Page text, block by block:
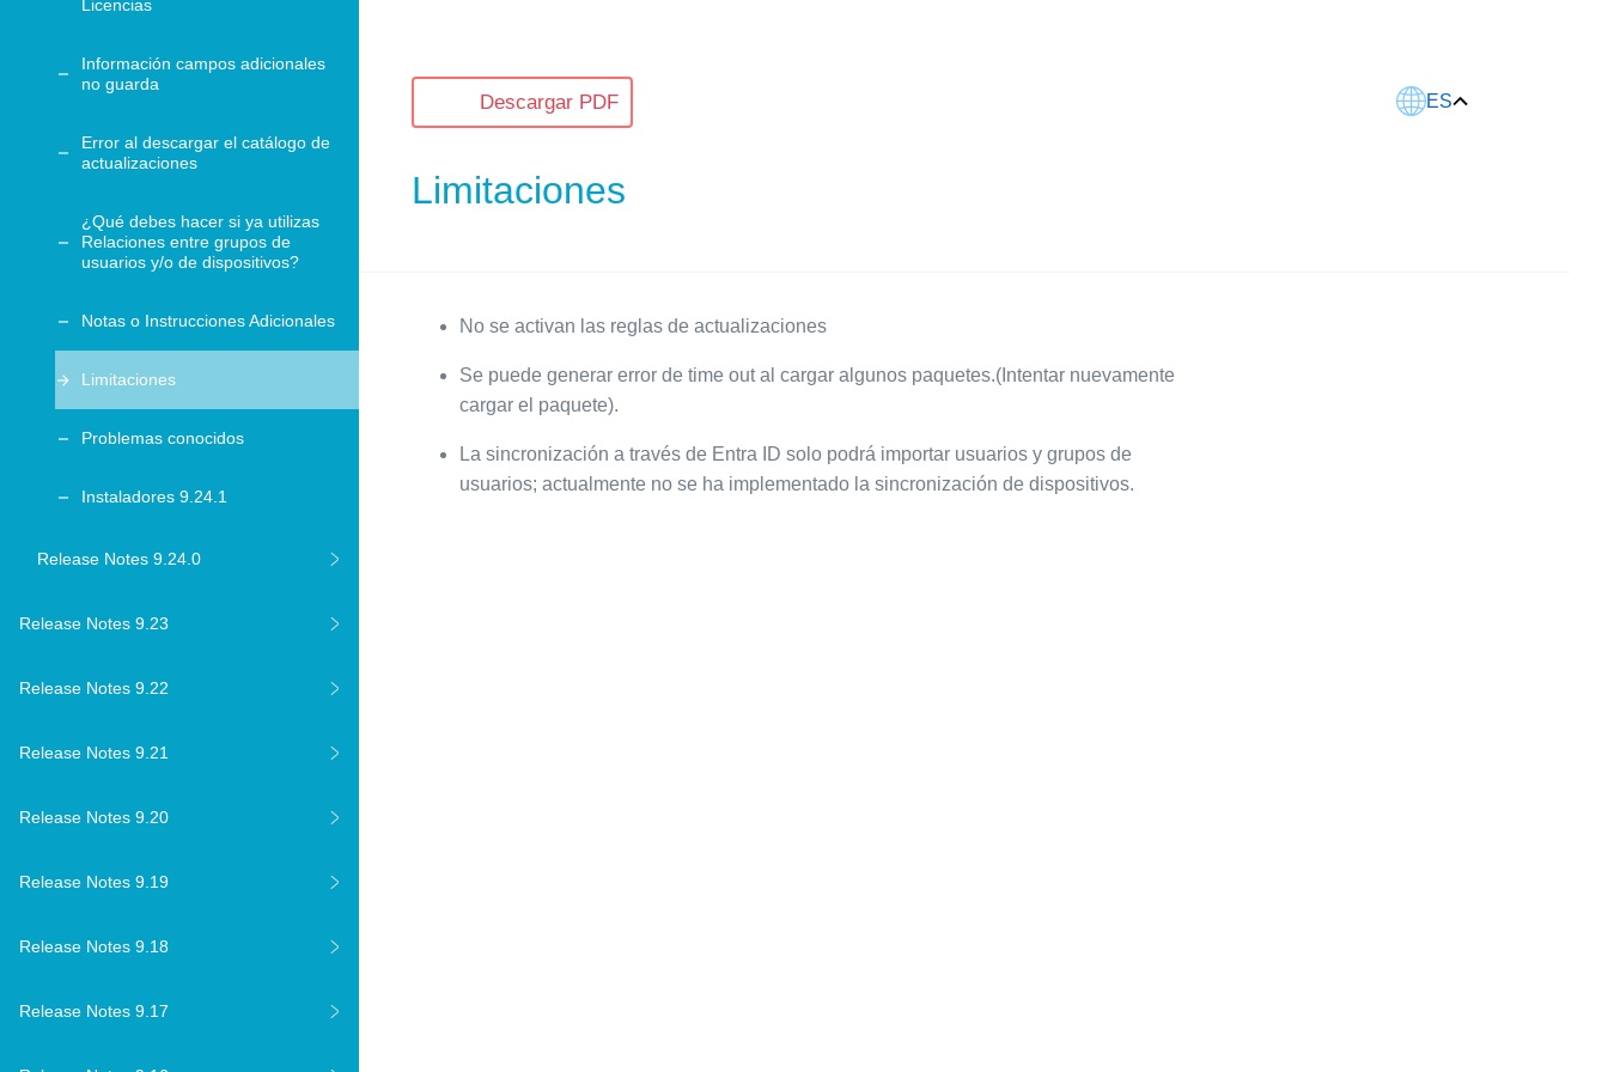
Licencias
Información campos adicionales
no guarda
Error al descargar el catálogo de
actualizaciones
¿Qué debes hacer si ya utilizas
Relaciones entre grupos de
usuarios y/o de dispositivos?
Notas o Instrucciones Adicionales
Limitaciones
Problemas conocidos
Instaladores 9.24.1
Release Notes 9.24.0
Release Notes 9.23
Release Notes 9.22
Release Notes 9.21
Release Notes 9.20
Release Notes 9.19
Release Notes 9.18
Release Notes 9.17
ES
Descargar PDF
Limitaciones
No se activan las reglas de actualizaciones
Se puede generar error de time out al cargar algunos paquetes.(Intentar nuevamente
cargar el paquete).
La sincronización a través de Entra ID solo podrá importar usuarios y grupos de
usuarios; actualmente no se ha implementado la sincronización de dispositivos.